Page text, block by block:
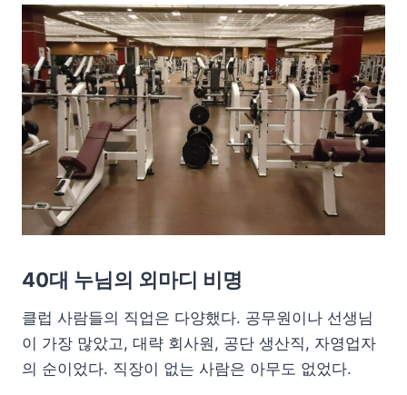
40대 누님의 외마디 비명
클럽 사람들의 직업은 다양했다. 공무원이나 선생님
이 가장 많았고, 대략 회사원, 공단 생산직, 자영업자
의 순이었다. 직장이 없는 사람은 아무도 없었다.